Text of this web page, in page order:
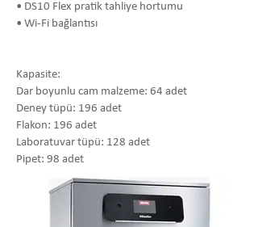
• DS10 Flex pratik tahliye hortumu
• Wi-Fi bağlantısı
Kapasite:
Dar boyunlu cam malzeme: 64 adet
Deney tüpü: 196 adet
Flakon: 196 adet
Laboratuvar tüpü: 128 adet
Pipet: 98 adet